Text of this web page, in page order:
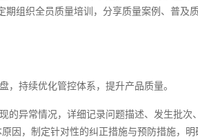
组织全员质量培训，分享质量案例、普及
持续优化管控体系，提升产品质量。
异常情况，详细记录问题描述、发生批
因，制定针对性的纠正措施与预防措施，